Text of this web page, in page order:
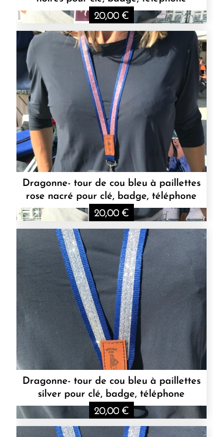
20,00 €
Dragonne- tour de cou bleu à paillettes
rose nacré pour clé, badge, téléphone
20,00 €
Dragonne- tour de cou bleu à paillettes
silver pour clé, badge, téléphone
20,00 €